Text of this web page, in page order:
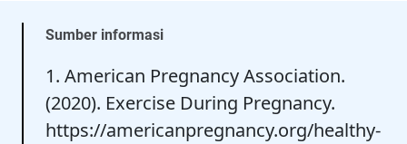
Sumber informasi
1. American Pregnancy Association.
(2020). Exercise During Pregnancy.
https://americanpregnancy.org/healthy-